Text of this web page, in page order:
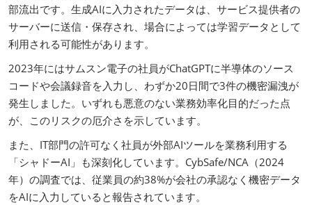
部流出です。生成AIに入力されたデータは、サービス提供者の
サーバーに送信・保存され、場合によっては学習データとして
利用される可能性があります。
2023年にはサムスン電子の社員がChatGPTに半導体のソース
コードや会議録音を入力し、わずか20日間で3件の機密漏洩が
発生しました。いずれも悪意のない業務効率化目的だった点
が、このリスクの厄介さを示しています。
また、IT部門の許可なく社員が外部AIツールを業務利用する
「シャドーAI」も深刻化しています。CybSafe/NCA（2024
年）の調査では、従業員の約38%が会社の承認なく機密データ
をAIに入力していると報告されています。